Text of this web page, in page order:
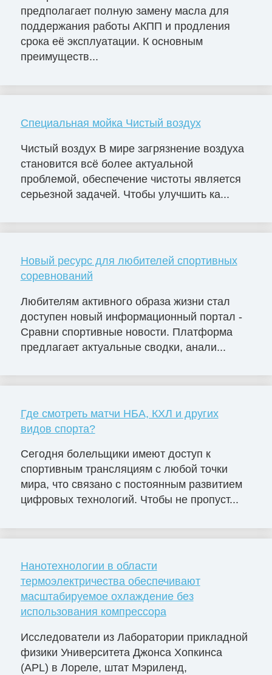
предполагает полную замену масла для
поддержания работы АКПП и продления
срока её эксплуатации. К основным
преимуществ...
Специальная мойка Чистый воздух
Чистый воздух В мире загрязнение воздуха
становится всё более актуальной
проблемой, обеспечение чистоты является
серьезной задачей. Чтобы улучшить ка...
Новый ресурс для любителей спортивных
соревнований
Любителям активного образа жизни стал
доступен новый информационный портал -
Сравни спортивные новости. Платформа
предлагает актуальные сводки, анали...
Где смотреть матчи НБА, КХЛ и других
видов спорта?
Сегодня болельщики имеют доступ к
спортивным трансляциям с любой точки
мира, что связано с постоянным развитием
цифровых технологий. Чтобы не пропуст...
Нанотехнологии в области
термоэлектричества обеспечивают
масштабируемое охлаждение без
использования компрессора
Исследователи из Лаборатории прикладной
физики Университета Джонса Хопкинса
(APL) в Лореле, штат Мэриленд,